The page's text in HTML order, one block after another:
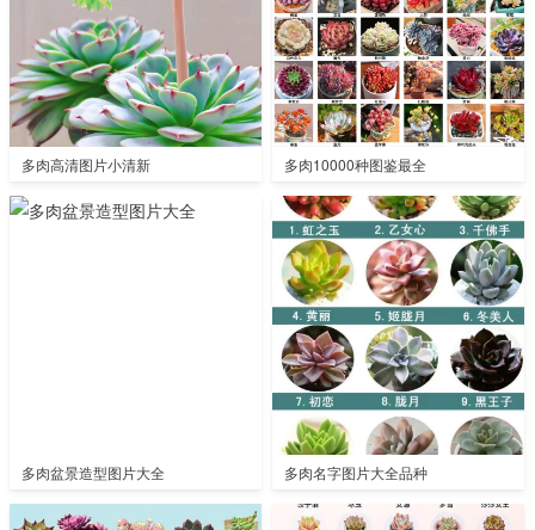
多肉高清图片小清新 多肉10000种图鉴最全
多肉盆景造型图片大全 多肉名字图片大全品种